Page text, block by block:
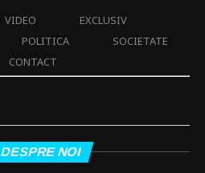
VIDEO
EXCLUSIV
POLITICA
SOCIETATE
CONTACT
DESPRE NOI